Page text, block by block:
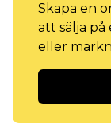
Skapa en
att sälja på
eller